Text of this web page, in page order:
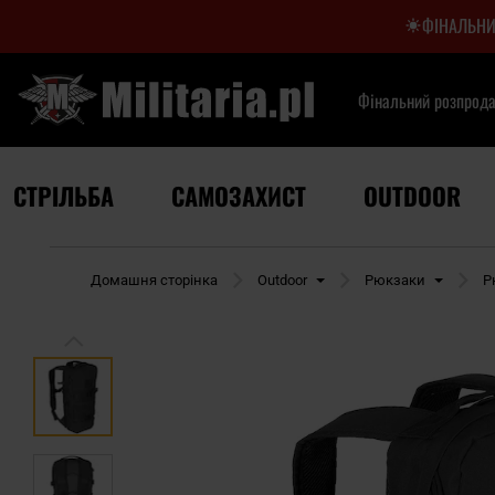
Фінальний
СТРІЛЬБА САМОЗАХИСТ OUTDOOR
Домашня сторінка Outdoor Рюкзаки